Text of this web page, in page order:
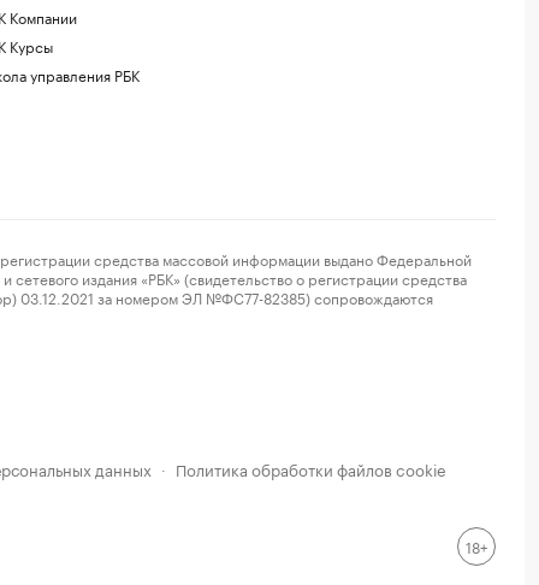
Компании
Курсы
управления РБК
средства массовой информации выдано Федеральной
издания «РБК» (свидетельство о регистрации средства
03.12.2021 за номером ЭЛ №ФС77-82385) сопровождаются
данных · Политика обработки файлов cookie
18+